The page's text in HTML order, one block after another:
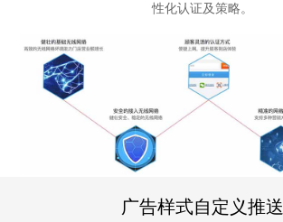
性化认证及策略。
广告样式自定义推送